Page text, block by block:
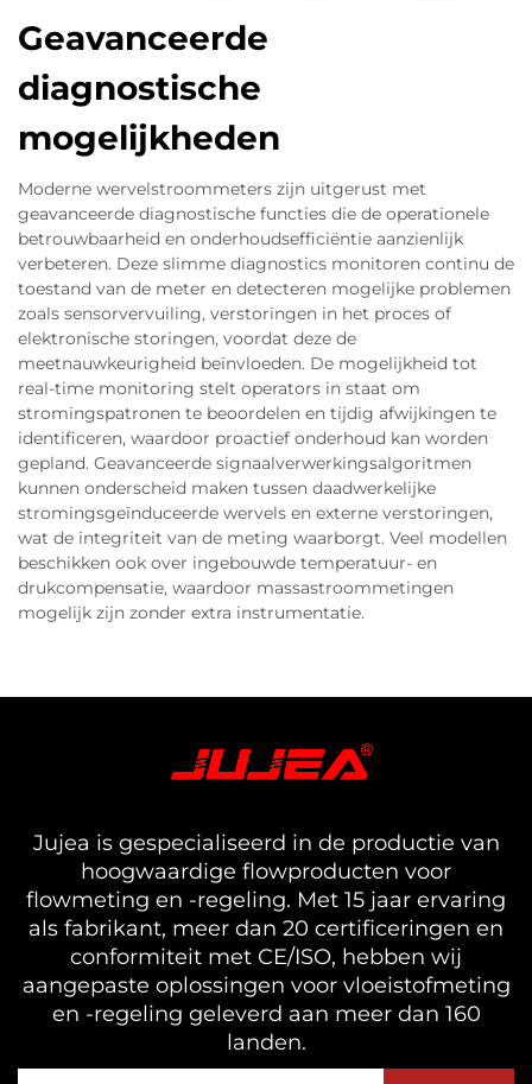
Geavanceerde
diagnostische
mogelijkheden
Moderne wervelstroommeters zijn uitgerust met
geavanceerde diagnostische functies die de operationele
betrouwbaarheid en onderhoudsefficiëntie aanzienlijk
verbeteren. Deze slimme diagnostics monitoren continu de
toestand van de meter en detecteren mogelijke problemen
zoals sensorvervuiling, verstoringen in het proces of
elektronische storingen, voordat deze de
meetnauwkeurigheid beïnvloeden. De mogelijkheid tot
real-time monitoring stelt operators in staat om
stromingspatronen te beoordelen en tijdig afwijkingen te
identificeren, waardoor proactief onderhoud kan worden
gepland. Geavanceerde signaalverwerkingsalgoritmen
kunnen onderscheid maken tussen daadwerkelijke
stromingsgeïnduceerde wervels en externe verstoringen,
wat de integriteit van de meting waarborgt. Veel modellen
beschikken ook over ingebouwde temperatuur- en
drukcompensatie, waardoor massastroommetingen
mogelijk zijn zonder extra instrumentatie.
Jujea is gespecialiseerd in de productie van
hoogwaardige flowproducten voor
flowmeting en -regeling. Met 15 jaar ervaring
als fabrikant, meer dan 20 certificeringen en
conformiteit met CE/ISO, hebben wij
aangepaste oplossingen voor vloeistofmeting
en -regeling geleverd aan meer dan 160
landen.